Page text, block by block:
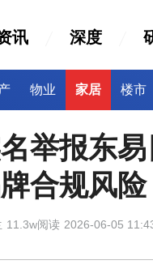
讯 深度
物业 家居 楼市
举报东
合规风险
11.3w阅读 2026-06-05